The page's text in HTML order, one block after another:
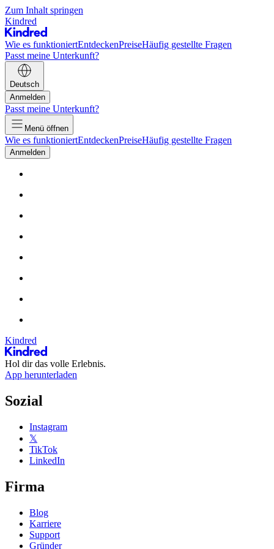
Zum Inhalt springen
Kindred
Wie es funktioniertEntdeckenPreiseHäufig gestellte Fragen
Passt meine Unterkunft?
Deutsch
Anmelden
Passt meine Unterkunft?
Menü öffnen
Wie es funktioniertEntdeckenPreiseHäufig gestellte Fragen
Anmelden
Kindred
Hol dir das volle Erlebnis.
App herunterladen
Sozial
Instagram
𝕏
TikTok
LinkedIn
Firma
Blog
Karriere
Support
Gründer